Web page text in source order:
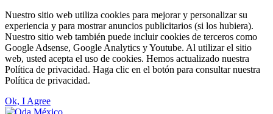
Nuestro sitio web utiliza cookies para mejorar y personalizar su
experiencia y para mostrar anuncios publicitarios (si los hubiera).
Nuestro sitio web también puede incluir cookies de terceros como
Google Adsense, Google Analytics y Youtube. Al utilizar el sitio
web, usted acepta el uso de cookies. Hemos actualizado nuestra
Política de privacidad. Haga clic en el botón para consultar nuestra
Política de privacidad.
Ok, I Agree